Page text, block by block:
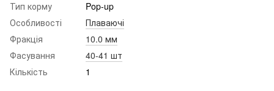
Тип корму
Pop-up
Особливості
Плаваючі
Фракція
10.0 мм
Фасування
40-41 шт
Кількість
1